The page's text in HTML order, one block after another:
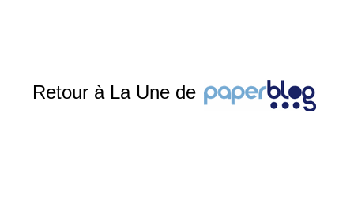
Retour à La Une de